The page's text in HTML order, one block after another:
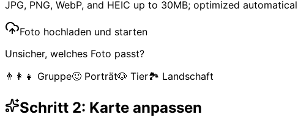
JPG, PNG, WebP, and HEIC up to 30MB; optimized
Foto hochladen und starten
Unsicher, welches Foto passt?
👨‍👩‍👧 Gruppe🙂 Porträt🐶 Tier🏞️ Landschaft
Schritt 2: Karte anpassen